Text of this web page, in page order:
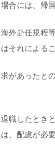
合には、帰
外赴任規程
それによる
があったと
職したとき
、配慮が必